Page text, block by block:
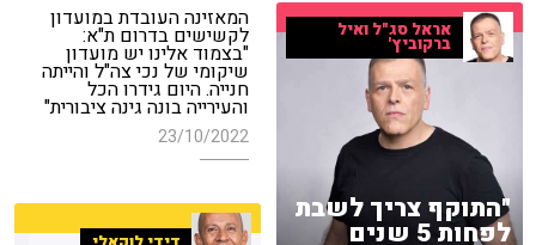
המאזינה העובדת במועדון
לקשישים בדרום ת"א:
"בצמוד אלינו יש מועדון
שיקומי של נכי צה"ל והייתה
חנייה. היום גידרו הכל
והעירייה בונה גינה ציבורית"
23/10/2022
אראל סג"ל ואיל
ברקוביץ'
"התוקף צריך לשבת
לפחות 5 שנים